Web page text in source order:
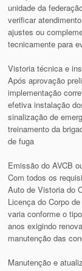
unidade da
verificar
ajustes ou
tecnicamente para
Vistoria técnica e
Após aprovação
implementação
efetiva instalação
sinalização de
treinamento da
de fuga
Emissão do AVCB
Com todos os
Auto de Vistoria do
Licença do Corpo
varia conforme o
anos exigindo
manutenção das
Manutenção e